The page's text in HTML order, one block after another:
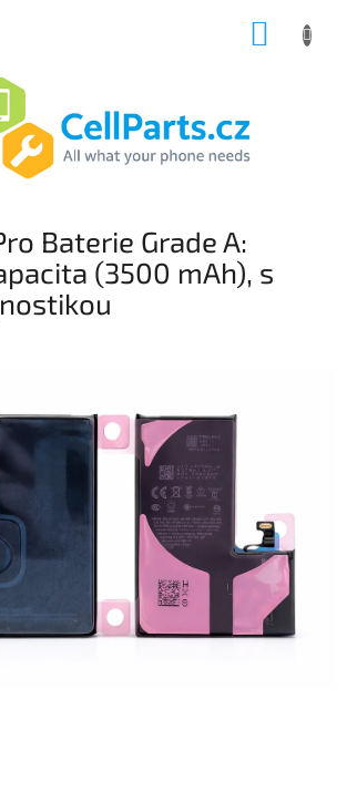
Baterie Grade A:
(3500 mAh), s